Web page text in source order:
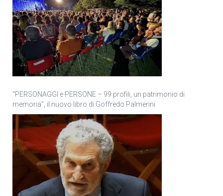
“PERSONAGGI e PERSONE – 99 profili, un patrimonio di
memoria”, il nuovo libro di Goffredo Palmerini